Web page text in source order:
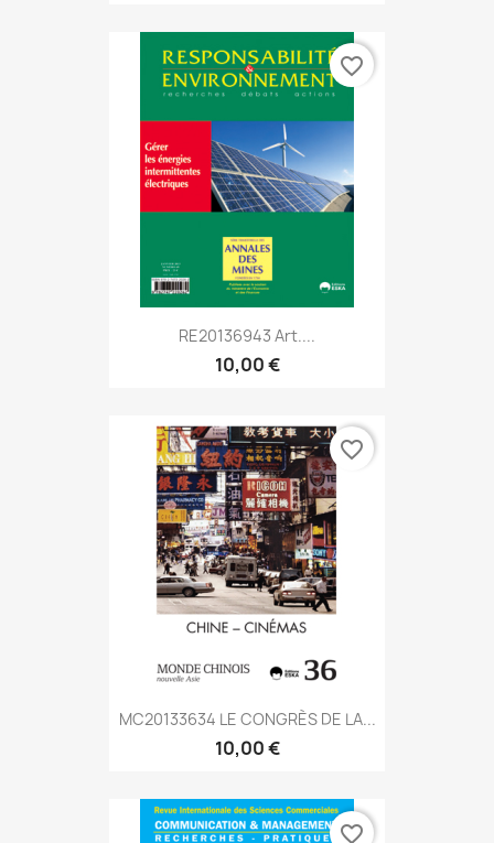
RE20136943 Art....
10,00 €
favorite_border
MC20133634 LE CONGRÈS DE LA...
10,00 €
favorite_border
favorite_border